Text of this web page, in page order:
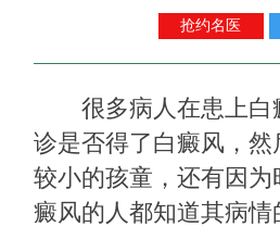
抢约名医
很多病人在患上白
诊是否得了白癜风，
较小的孩童，还有因
癜风的人都知道其病